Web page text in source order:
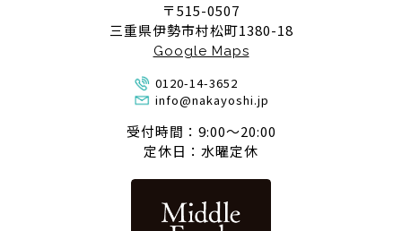
〒515-0507
三重県伊勢市村松町1380-18
Google Maps
0120-14-3652
info@nakayoshi.jp
受付時間：9:00〜20:00
定休日：水曜定休